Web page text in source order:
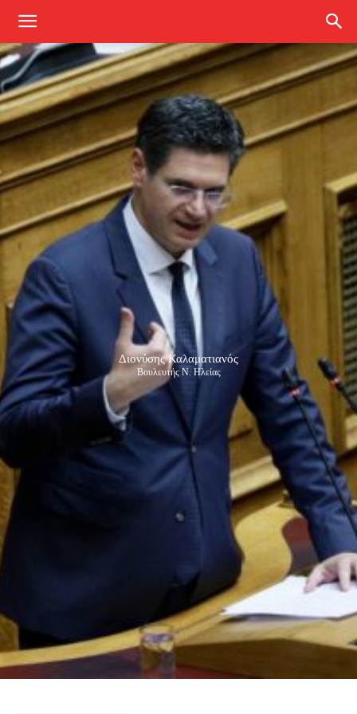
Διονύσης Καλαματιανός
Βουλευτής Ν. Ηλείας